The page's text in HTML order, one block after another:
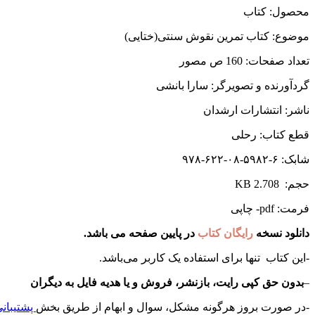
محصول: کتاب
موضوع: کتاب تمرین نقوش سنتی(ختایی)
تعداد صفحات: 160 ص مصور
گردآورنده و تصویرگر: سارا بانشی
ناشر: انتشارات ارشدان
قطع کتاب: رحلی
شابک: ۶-۵۹۸۲-۰۸-۶۲۲-۹۷۸
حجم: KB 2.708
فرمت: pdf- چاپی
دانلود نسخه رایگان کتاب در پایین صفحه می باشد.
-این کتاب تنها برای استفاده یک کاربر می‌باشد.
–بدون حق کپی رایت، بازنشر، فروش و یا هدیه فایل به دیگران
-در صورت بروز هرگونه مشکل، سوال و ابهام از طریق بخش